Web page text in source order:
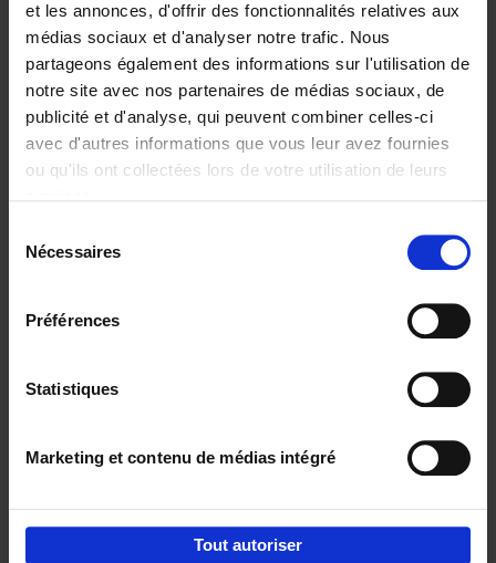
et les annonces, d'offrir des fonctionnalités relatives aux
médias sociaux et d'analyser notre trafic. Nous
partageons également des informations sur l'utilisation de
notre site avec nos partenaires de médias sociaux, de
publicité et d'analyse, qui peuvent combiner celles-ci
avec d'autres informations que vous leur avez fournies
ou qu'ils ont collectées lors de votre utilisation de leurs
Nécessaires
Préférences
Statistiques
Marketing et contenu de médias intégré
Tout autoriser
Business
Jochen Roef Jozefien De Feyter
Carolien Boom
Couverture souple
2025 200
€29,99
Digital marketing like a PRO -
completely revised edition (EN)